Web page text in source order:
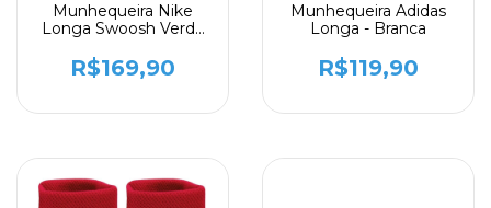
Munhequeira Nike
Longa Swoosh Verde
R$169,90
Munhequeira Adidas
Longa - Branca
R$119,90